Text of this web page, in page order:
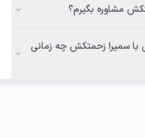
مشاوره بگیرم؟
با سمیرا زحمتکش چه زمانی